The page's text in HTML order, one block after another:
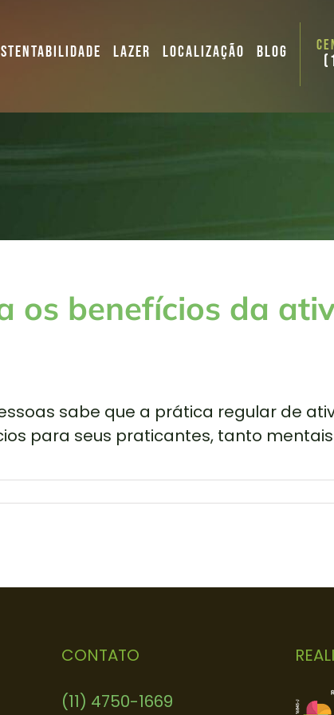
LAZER LOCALIZAÇÃO BLOG
os benefícios da
sabe que a prática regular de
para seus praticantes, tanto
CONTATO
(11) 4750-1669